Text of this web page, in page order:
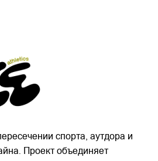
спорта, аутдора и
Проект объединяет